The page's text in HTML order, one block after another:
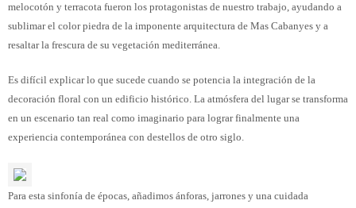
melocotón y terracota fueron los protagonistas de nuestro trabajo, ayudando a
sublimar el color piedra de la imponente arquitectura de Mas Cabanyes y a
resaltar la frescura de su vegetación mediterránea.
Es difícil explicar lo que sucede cuando se potencia la integración de la
decoración floral con un edificio histórico. La atmósfera del lugar se transforma
en un escenario tan real como imaginario para lograr finalmente una
experiencia contemporánea con destellos de otro siglo.
Para esta sinfonía de épocas, añadimos ánforas, jarrones y una cuidada